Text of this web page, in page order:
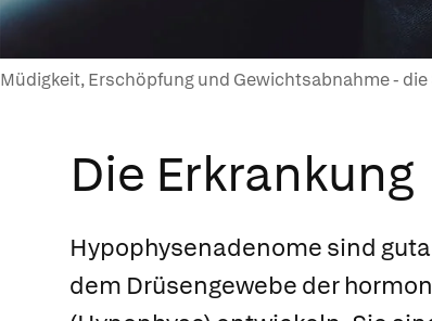
Müdigkeit, Erschöpfung und Gewichtsabnahme -
Die Erkrankung
Hypophysenadenome sind
dem Drüsengewebe der